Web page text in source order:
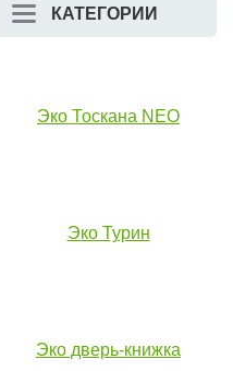
КАТЕГОРИИ
Эко Тоскана NEO
Эко Турин
Эко дверь-книжка